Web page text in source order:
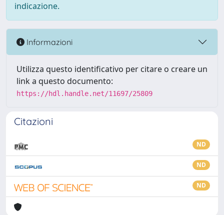
indicazione.
Informazioni
Utilizza questo identificativo per citare o creare un
link a questo documento:
https://hdl.handle.net/11697/25809
Citazioni
ND
ND
ND